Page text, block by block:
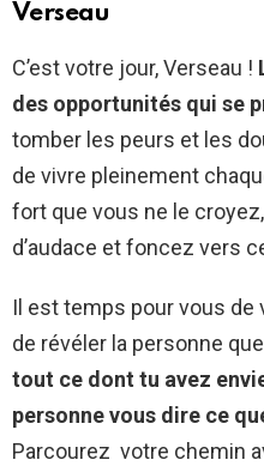
Verseau
C’est votre jour, Verseau !
des opportunités qui se
tomber les peurs et les
de vivre pleinement
fort que vous ne le
d’audace et foncez vers
Il est temps pour vous
de révéler la personne
tout ce dont tu avez
personne vous dire ce
Parcourez votre chemin